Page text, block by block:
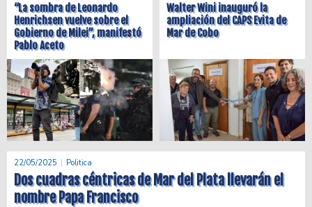
“La sombra de Leonardo
Henrichsen vuelve sobre el
Gobierno de Milei”, manifestó
Pablo Aceto
Walter Wini inauguró la
ampliación del CAPS Evita de
Mar de Cobo
22/05/2025 Politica
Dos cuadras céntricas de Mar del Plata llevarán el
nombre Papa Francisco